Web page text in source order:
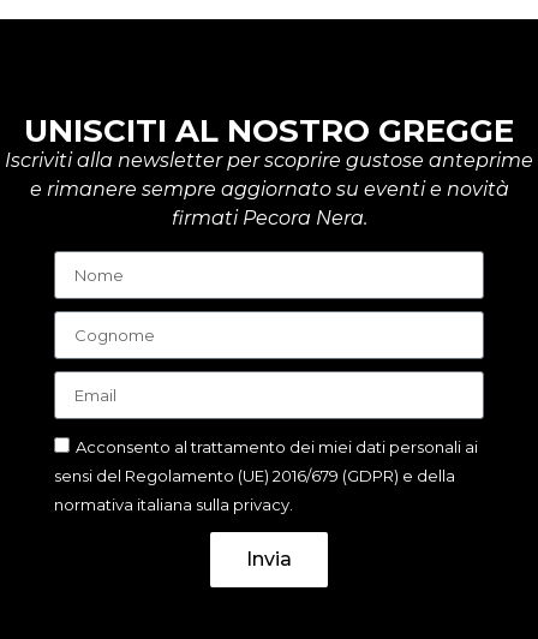
UNISCITI AL NOSTRO GREGGE
Iscriviti alla newsletter per scoprire gustose anteprime
e rimanere sempre aggiornato su eventi e novità
firmati Pecora Nera.
Acconsento al trattamento dei miei dati personali ai
sensi del Regolamento (UE) 2016/679 (GDPR) e della
normativa italiana sulla privacy.
Invia